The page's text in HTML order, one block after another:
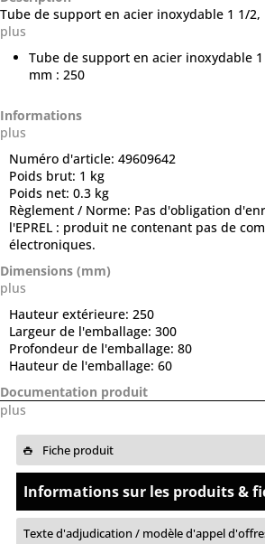
Tube de support en acier inoxydable 1 1/
plus
Tube de support en acier inoxydable
mm : 250
Informations
plus
Numéro d'article: 49609642
Poids brut: 1 kg
Poids net: 0.3 kg
Règlement / Norme: Pas d'obligation
l'EPREL : produit ne contenant pas de
électroniques.
Dimensions (mm)
plus
Hauteur extérieure: 250
Largeur de l'emballage: 300
Profondeur de l'emballage: 80
Hauteur de l'emballage: 60
Documentation produit
plus
Fiche produit
Informations sur les produits &
Texte d'adjudication / modèle d'appel